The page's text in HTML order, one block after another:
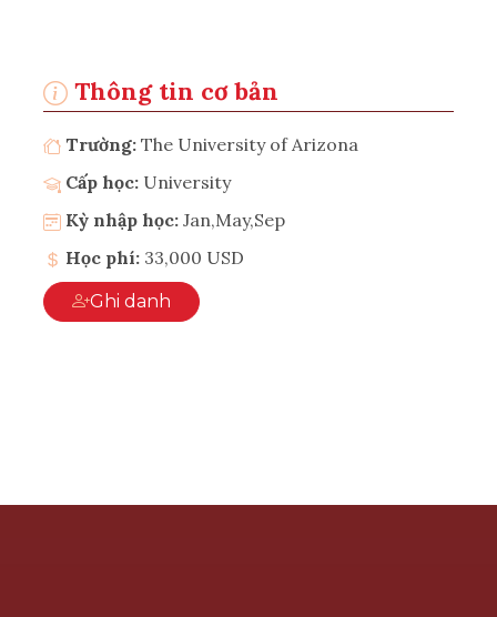
Thông tin cơ bản
Trường: The University of Arizona
Cấp học: University
Kỳ nhập học: Jan,May,Sep
Học phí: 33,000 USD
Ghi danh